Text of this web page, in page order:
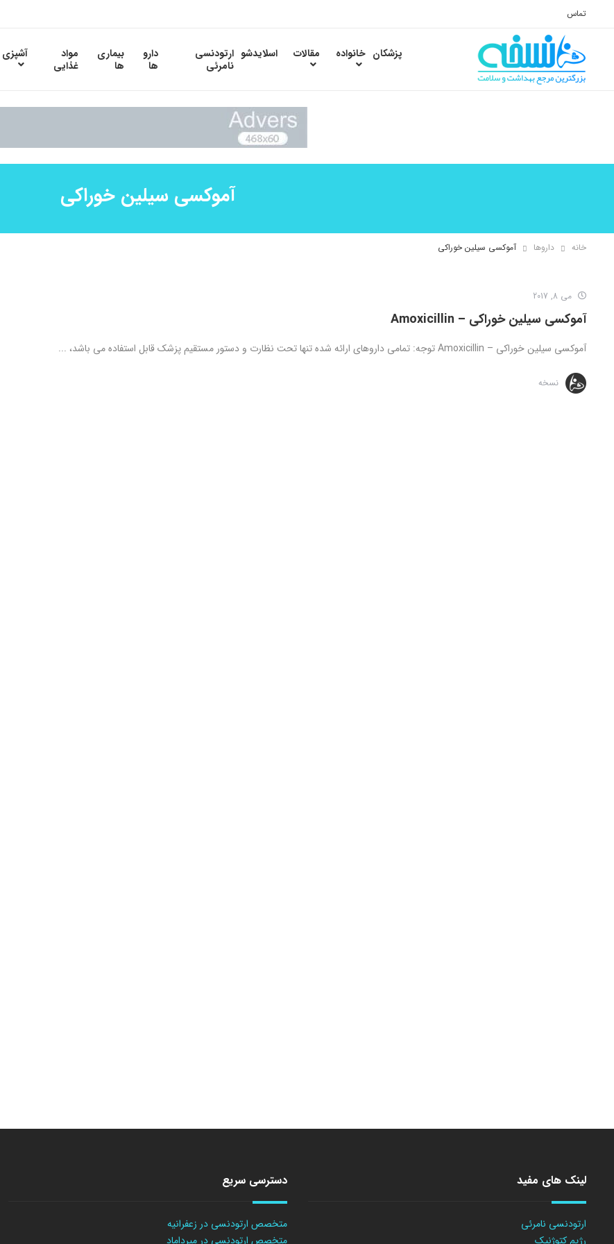
تماس
پزشکان خانواده مقالات اسلایدشو ارتودنسی
نامرئی
دارو
ها
بیماری
ها
مواد
غذایی
آشپزی
آموکسی سیلین خوراکی
خانه داروها آموکسی سیلین خوراکی
می 8, 2017
آموکسی سیلین خوراکی – Amoxicillin
آموکسی سیلین خوراکی – Amoxicillin توجه: تمامی داروهای ارائه شده تنها تحت نظارت و دستور مستقیم پزشک قابل استفاده می باشد، ...
نسخه
لینک های مفید
ارتودنسی نامرئی
رژیم کتوژنیک
دسترسی سریع
متخصص ارتودنسی در زعفرانیه
متخصص ارتودنسی در میرداماد